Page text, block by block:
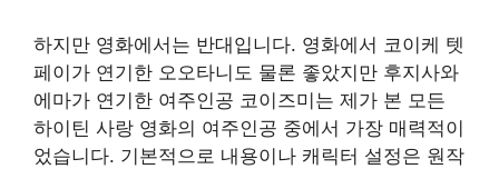
하지만 영화에서는 반대입니다. 영화에서 코이케 텟
페이가 연기한 오오타니도 물론 좋았지만 후지사와
에마가 연기한 여주인공 코이즈미는 제가 본 모든
하이틴 사랑 영화의 여주인공 중에서 가장 매력적이
었습니다. 기본적으로 내용이나 캐릭터 설정은 원작